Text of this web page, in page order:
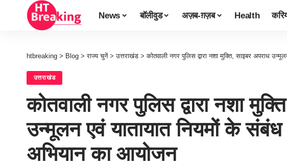
News बॉलीवुड अज़ब-ग़ज़ब Health
htbreaking > Blog >राज्य चुनें >उत्तराखंड >कोतवाली नगर पुलिस द्वारा नशा मुक्ति, साइबर अपराध
उत्तराखंड
कोतवाली नगर पुलिस द्वारा नशा
उन्मूलन एवं यातायात नियमों के
अभियान का आयोजन